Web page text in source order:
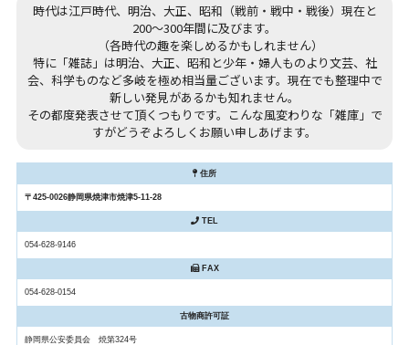
時代は江戸時代、明治、大正、昭和（戦前・戦中・戦後）現在と
200～300年間に及びます。
（各時代の趣を楽しめるかもしれません）
特に「雑誌」は明治、大正、昭和と少年・婦人ものより文芸、社
会、科学ものなど多岐を極め相当量ございます。現在でも整理中で
新しい発見があるかも知れません。
その都度発表させて頂くつもりです。こんな風変わりな「雑庫」で
すがどうぞよろしくお願い申しあげます。
住所
〒425-0026静岡県焼津市焼津5-11-28
TEL
054-628-9146
FAX
054-628-0154
古物商許可証
静岡県公安委員会 焼第324号